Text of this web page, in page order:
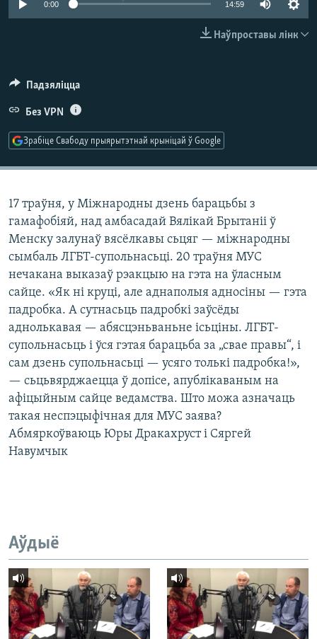
КУЛЬТУРА
МОВА0:00 14:59
Наўпроставы лінк
Падзяліцца
Без VPN
Зрабіце Свабоду прыярытэтнай крыніцай ў Google
17 траўня, у Міжнародны дзень барацьбы з
гамафобіяй, над амбасадай Вялікай Брытаніі ў
Менску залунаў вясёлкавы сьцяг — міжнародны
сымбаль ЛГБТ-супольнасьці. 20 траўня МУС
нечакана выказаў рэакцыю на гэта на ўласным
сайце. «Як ні круці, але аднаполыя адносіны — гэта
падробка. А сутнасьць падробкі заўсёды
аднолькавая — абясцэньваньне ісьціны. ЛГБТ-
супольнасьць і ўся гэтая барацьба за „свае правы“, і
сам дзень супольнасьці — усяго толькі падробка!»,
— сьцьвярджаецца ў допісе, апублікаваным на
афіцыйным сайце ведамства. Што можа азначаць
такая неспэцыфічная для МУС заява?
Абмяркоўваюць Юры Дракахруст і Сяргей
Навумчык
Аўдыё